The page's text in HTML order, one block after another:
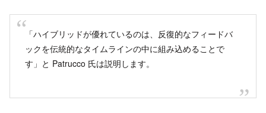
「ハイブリッドが優れているのは、反復的なフィードバ
ックを伝統的なタイムラインの中に組み込めることで
す」と Patrucco 氏は説明します。